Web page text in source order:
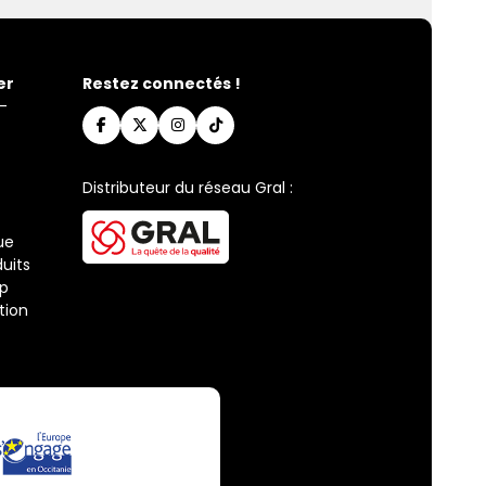
Restez connectés !
Distributeur du réseau Gral :